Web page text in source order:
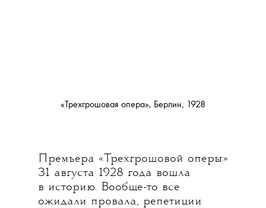
«Трехгрошовая опера», Берлин, 1928
Премьера «Трехгрошовой оперы»
31 августа 1928 года вошла
в историю. Вообще-то все
ожидали провала, репетиции